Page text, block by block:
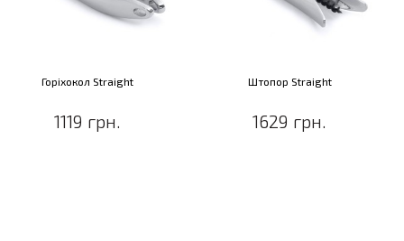
Горіхокол Straight
1119 грн.
Штопор Straight
1629 грн.